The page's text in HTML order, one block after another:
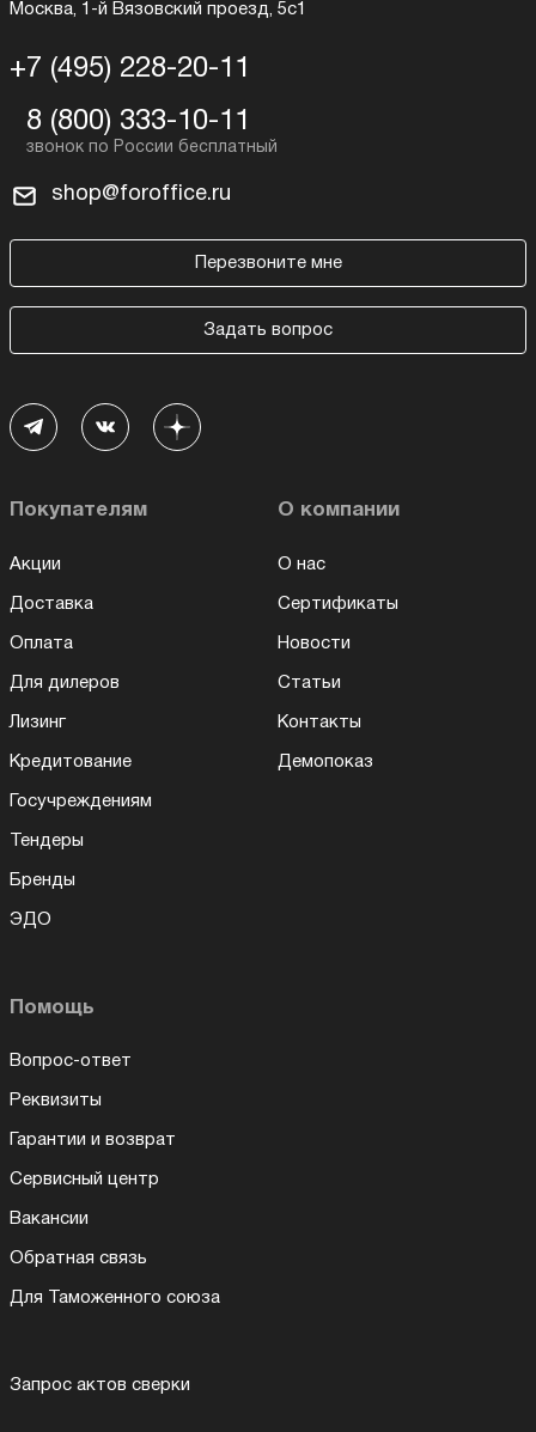
Москва, 1-й Вязовский проезд, 5с1
+7 (495) 228-20-11
8 (800) 333-10-11
shop@foroffice.ru
Перезвоните мне
Задать вопрос
Покупателям
Акции
Доставка
Оплата
Для дилеров
Лизинг
Кредитование
Госучреждениям
Тендеры
Бренды
ЭДО
О компании
О нас
Сертификаты
Новости
Статьи
Контакты
Демопоказ
Помощь
Вопрос-ответ
Реквизиты
Гарантии и возврат
Сервисный центр
Вакансии
Обратная связь
Для Таможенного союза
Запрос актов сверки